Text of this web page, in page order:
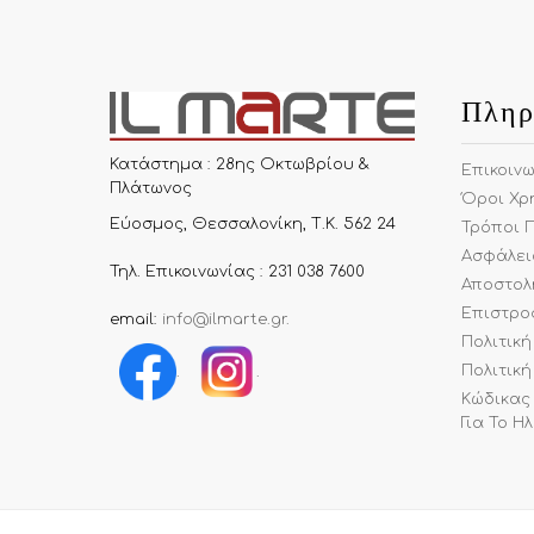
Κατάστημα : 28ης Οκτωβρίου &
Πλάτωνος
Εύοσμος, Θεσσαλονίκη, Τ.Κ. 562 24
Τηλ. Επικοινωνίας : 231 038 7600
email: info@ilmarte.gr.
Όροι
Τρόποι
Κώδικας
Για Το